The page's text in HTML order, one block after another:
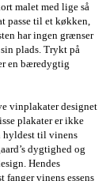
malet med lige så
passe til et køkken,
har ingen grænser
plads. Trykt på
en bæredygtig
vinplakater designet
plakater er ikke
hyldest til vinens
dygtighed og
Hendes
fanger vinens essens